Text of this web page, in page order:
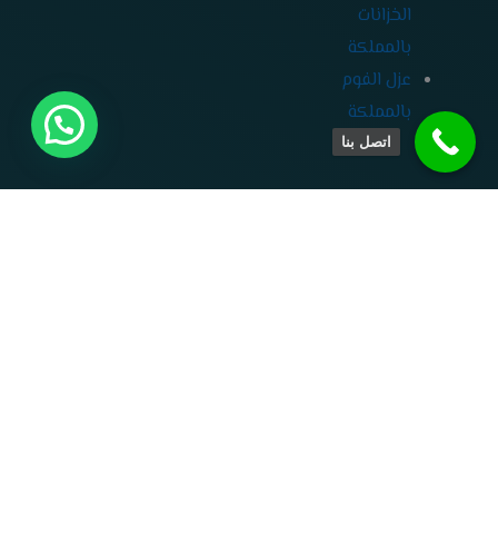
الخزانات
بالمملكة
عزل الفوم
بالمملكة
اتصل بنا